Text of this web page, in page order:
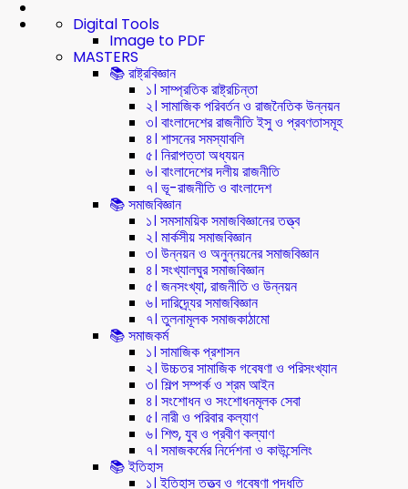
Digital Tools
Image to PDF
MASTERS
📚 রাষ্ট্রবিজ্ঞান
১। সাম্প্রতিক রাষ্ট্রচিন্তা
২। সামাজিক পরিবর্তন ও রাজনৈতিক উন্নয়ন
৩। বাংলাদেশের রাজনীতি ইসু ও প্রবণতাসমূহ
৪। শাসনের সমস্যাবলি
৫। নিরাপত্তা অধ্যয়ন
৬। বাংলাদেশের দলীয় রাজনীতি
৭। ভূ-রাজনীতি ও বাংলাদেশ
📚 সমাজবিজ্ঞান
১। সমসাময়িক সমাজবিজ্ঞানের তত্ত্ব
২। মার্কসীয় সমাজবিজ্ঞান
৩। উন্নয়ন ও অনুন্নয়নের সমাজবিজ্ঞান
৪। সংখ্যালঘুর সমাজবিজ্ঞান
৫। জনসংখ্যা, রাজনীতি ও উন্নয়ন
৬। দারিদ্র্যের সমাজবিজ্ঞান
৭। তুলনামূলক সমাজকাঠামো
📚 সমাজকর্ম
১। সামাজিক প্রশাসন
২। উচ্চতর সামাজিক গবেষণা ও পরিসংখ্যান
৩। শিল্প সম্পর্ক ও শ্রম আইন
৪। সংশোধন ও সংশোধনমূলক সেবা
৫। নারী ও পরিবার কল্যাণ
৬। শিশু, যুব ও প্রবীণ কল্যাণ
৭। সমাজকর্মের নির্দেশনা ও কাউন্সেলিং
📚 ইতিহাস
১। ইতিহাস তত্ত্ব ও গবেষণা পদ্ধতি